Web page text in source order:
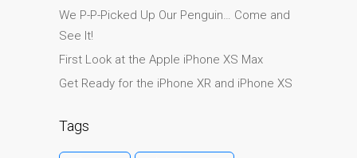
Server – Actualizaciones
agrietadas de Apple
MacBook en Dundee:
We P-P-Picked Up Our Penguin… Come and
See It!
First Look at the Apple iPhone XS Max
Get Ready for the iPhone XR and iPhone XS
Tags